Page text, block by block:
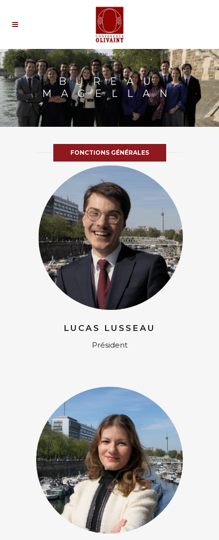
BUREAU
MAGELLAN
FONCTIONS GÉNÉRALES
LUCAS LUSSEAU
Président